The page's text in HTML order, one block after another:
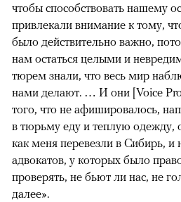
чтобы способствовать нашему
привлекали внимание к тому,
было действительно важно,
нам остаться целыми и
тюрем знали, что весь мир
нами делают. … И они [Voice
того, что не афишировалось,
в тюрьму еду и теплую одежду,
как меня перевезли в Сибирь,
адвокатов, у которых было
проверять, не бьют ли нас, не
далее».